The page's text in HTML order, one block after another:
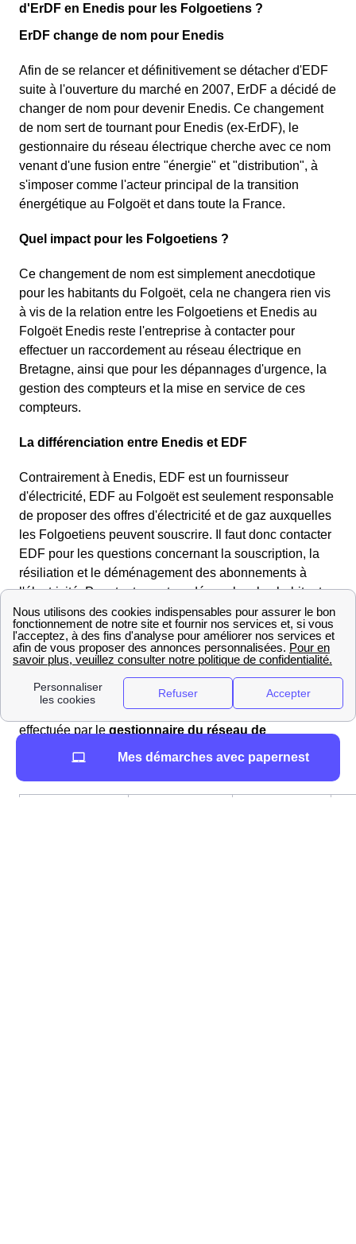
d'ErDF en Enedis pour les Folgoetiens ?
ErDF change de nom pour Enedis
Afin de se relancer et définitivement se détacher d'EDF
suite à l'ouverture du marché en 2007, ErDF a décidé de
changer de nom pour devenir Enedis. Ce changement
de nom sert de tournant pour Enedis (ex-ErDF), le
gestionnaire du réseau électrique cherche avec ce nom
venant d'une fusion entre "énergie" et "distribution", à
s'imposer comme l'acteur principal de la transition
énergétique au Folgoët et dans toute la France.
Quel impact pour les Folgoetiens ?
Ce changement de nom est simplement anecdotique
pour les habitants du Folgoët, cela ne changera rien vis
à vis de la relation entre les Folgoetiens et Enedis au
Folgoët Enedis reste l'entreprise à contacter pour
effectuer un raccordement au réseau électrique en
Bretagne, ainsi que pour les dépannages d'urgence, la
gestion des compteurs et la mise en service de ces
compteurs.
La différenciation entre Enedis et EDF
Contrairement à Enedis, EDF est un fournisseur
d'électricité, EDF au Folgoët est seulement responsable
de proposer des offres d'électricité et de gaz auxquelles
les Folgoetiens peuvent souscrire. Il faut donc contacter
EDF pour les questions concernant la souscription, la
résiliation et le déménagement des abonnements à
l'électricité. Pour toutes autres démarches les habitants
du Folgoët dans le 29260 doivent contacter le
distributeur d'électricité Enedis.
Quels sont les délais et tarifs appliqués au Folgoët
pour l'ouverture de compteur ?
L'ouverture d'un compteur électrique est une prestation
effectuée par le gestionnaire du réseau de
distribution Enedis
(ex-ERDF) en Bretagne Retrouvez
ci-dessous les coûts et les délais de cette opération :
Mes démarches avec papernest